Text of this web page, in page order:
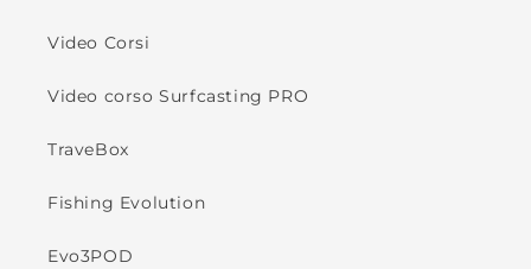
Video Corsi
Video corso Surfcasting PRO
TraveBox
Fishing Evolution
Evo3POD